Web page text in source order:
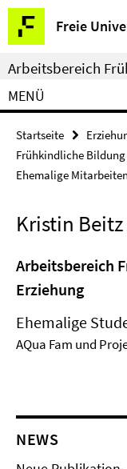
Springe
direkt
zu
Inhalt
Freie
Service-
Navigation
Arbeitsbereich
MENÜ
Startseite
Frühkindliche
Ehemalige
Kristin Beitz
Arbeitsbereich
Erziehung
Ehemalige
AQua Fam und
NEWS